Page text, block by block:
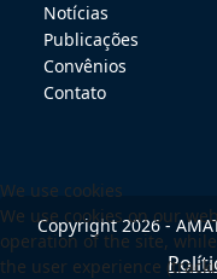
Notícias
Publicações
Convênios
Contato
Copyright 2026 -
We use cookies
We use cookies on our
operation of the site,
the user experience